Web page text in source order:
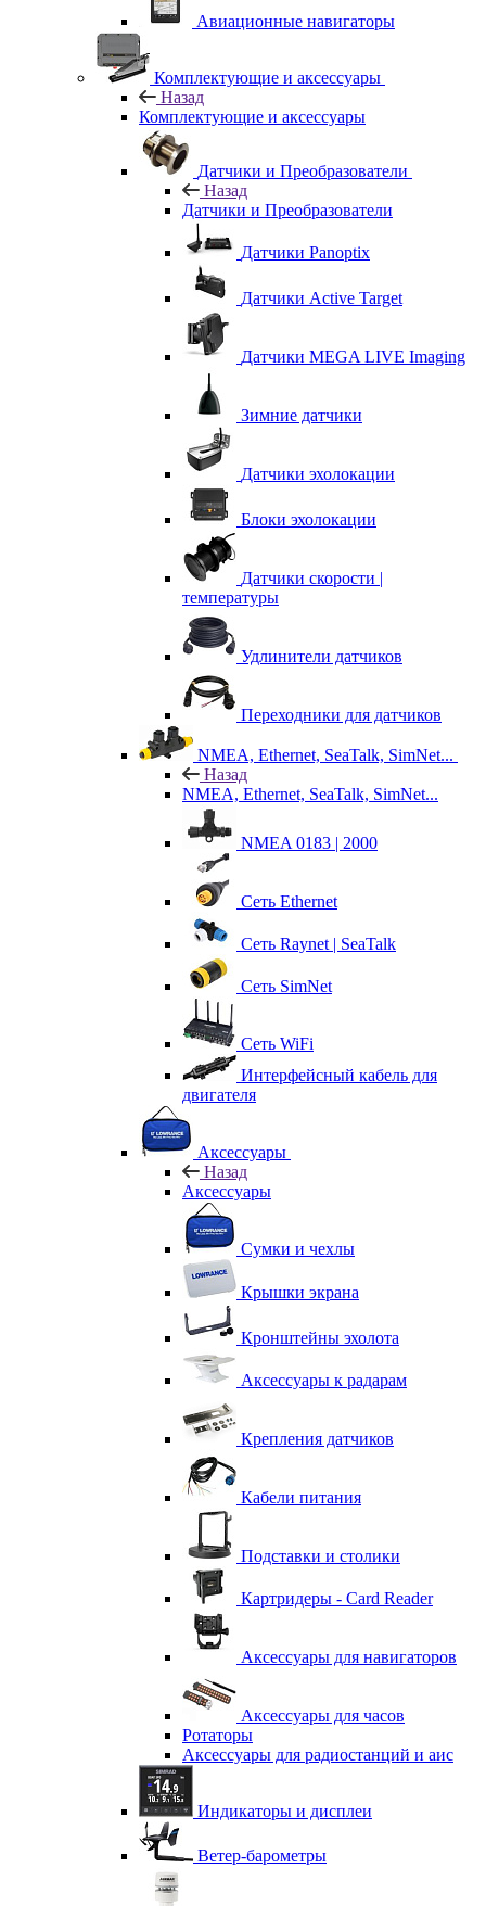
Авиационные навигаторы
Комплектующие и аксессуары
Назад
Комплектующие и аксессуары
Датчики и Преобразователи
Назад
Датчики и Преобразователи
Датчики Panoptix
Датчики Active Target
Датчики MEGA LIVE Imaging
Зимние датчики
Датчики эхолокации
Блоки эхолокации
Датчики скорости |
температуры
Удлинители датчиков
Переходники для датчиков
NMEA, Ethernet, SeaTalk, SimNet...
Назад
NMEA, Ethernet, SeaTalk, SimNet...
NMEA 0183 | 2000
Сеть Ethernet
Сеть Raynet | SeaTalk
Сеть SimNet
Сеть WiFi
Интерфейсный кабель для
двигателя
Аксессуары
Назад
Аксессуары
Сумки и чехлы
Крышки экрана
Кронштейны эхолота
Аксессуары к радарам
Крепления датчиков
Кабели питания
Подставки и столики
Картридеры - Card Reader
Аксессуары для навигаторов
Аксессуары для часов
Ротаторы
Аксессуары для радиостанций и аис
Индикаторы и дисплеи
Ветер-барометры